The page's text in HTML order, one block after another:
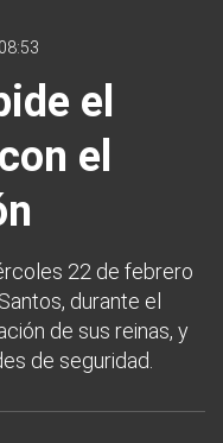
el
el
22 de febrero
durante el
de sus reinas, y
de seguridad.